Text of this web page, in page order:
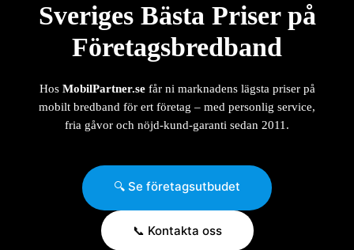
Sveriges Bästa Priser på
Företagsbredband
Hos MobilPartner.sefår ni marknadens lägsta priser på
mobilt bredband för ert företag – med personlig service,
fria gåvor och nöjd-kund-garanti sedan 2011.
🔍 Se företagsutbudet
📞 Kontakta oss